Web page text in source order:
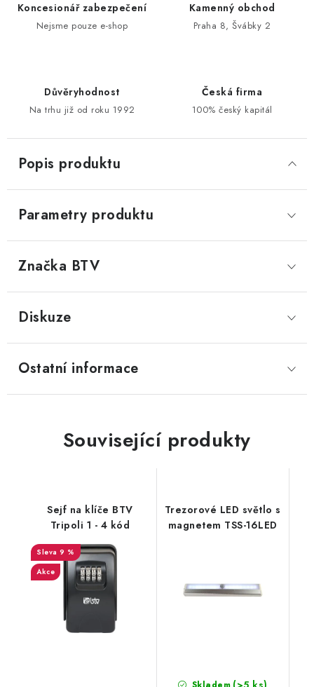
Bezpečnostní třídy
Koncesionář zabezpečení
Nejsme pouze e-shop
Kamenný obchod
Praha 8, Švábky 2
Důvěryhodnost
Na trhu již od roku 1992
Česká firma
100% český kapitál
Popis produktu
Parametry produktu
Značka BTV
Diskuze
Ostatní informace
Související produkty
Sejf na klíče BTV
Tripoli 1 - 4 kód
9 %
Akce
Trezorové LED světlo s
magnetem TSS-16LED